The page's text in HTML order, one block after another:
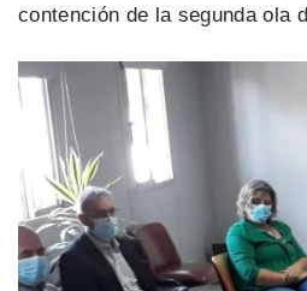
contención de la segunda ola